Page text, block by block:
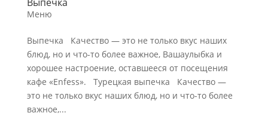
Меню
Выпечка Качество — это не только вкус наших
блюд, но и что-то более важное, Вашаулыбка и
хорошее настроение, оставшееся от посещения
кафе «Enfess». Турецкая выпечка Качество —
это не только вкус наших блюд, но и что-то более
важное,...